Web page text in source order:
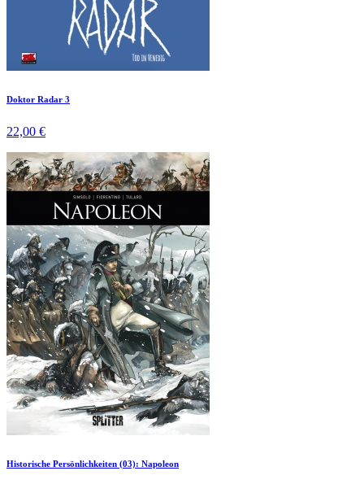
Doktor Radar 3
22,00 €
Historische Persönlichkeiten (03): Napoleon